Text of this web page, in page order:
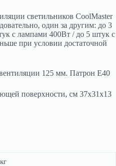
светильников CoolMaster
один за другим: до 3
с лампами 400Вт / до 5 штук с
при условии достаточной
125 мм. Патрон Е40
поверхности, см 37х31х13